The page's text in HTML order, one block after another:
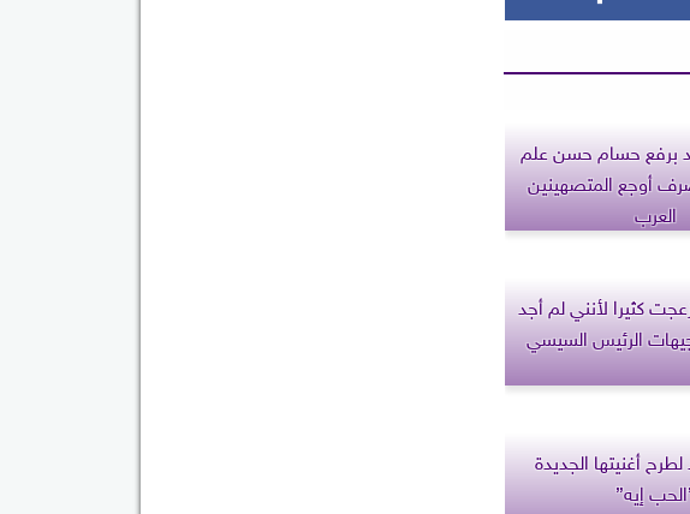
برفع حسام حسن علم
أوجع المتصهينين
العرب
كثيرا لأنني لم أجد
الرئيس السيسي
أغنيتها الجديدة
إيه”